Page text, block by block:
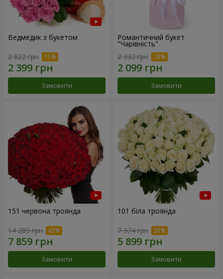
Ведмедик з букетом
2 822 грн
Замовити
Романтичний букет
"Чарівність"
2 332 грн
Замовити
151 червона троянда
14 289 грн
Замовити
101 біла троянда
7 374 грн
Замовити